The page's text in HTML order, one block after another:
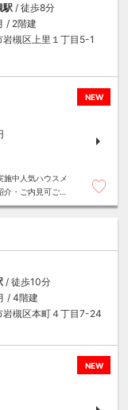
駅 / 徒歩8分
/ 2階建
槻区上里１丁目5-1
NEW
施中人気ハウスメ
・ご内見可ご予
/ 徒歩10分
/ 4階建
岩槻区本町４丁目7-24
NEW